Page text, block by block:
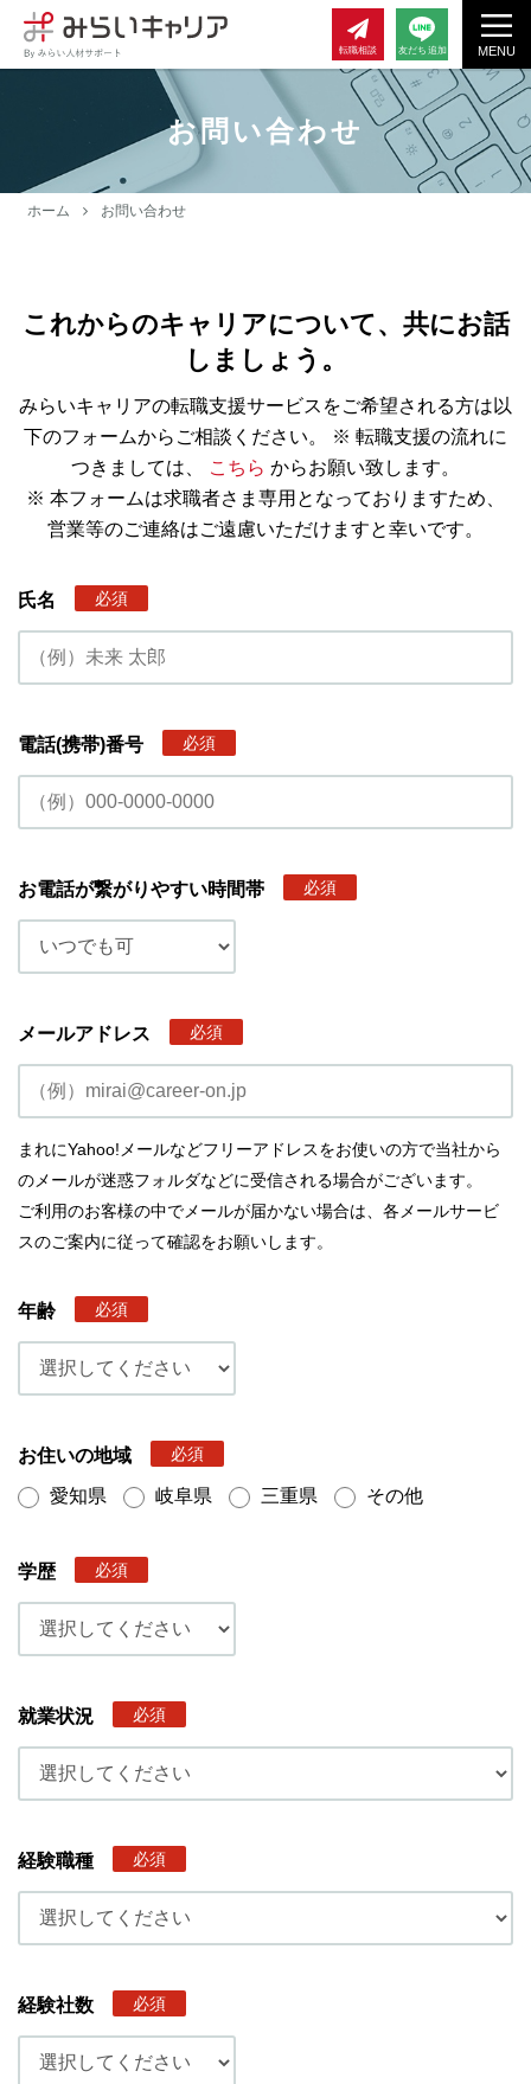
MENU
転職相談 友だち追加
お問い合わせ
ホーム お問い合わせ
これからのキャリアについて、共にお話
しましょう。
みらいキャリアの転職支援サービスをご希望される方は以
下のフォームからご相談ください。
※ 転職支援の流れに
つきましては、
こちら からお願い致します。
※ 本フォームは求職者さま専用となっておりますため、
営業等のご連絡はご遠慮いただけますと幸いです。
氏名 必須
電話(携帯)番号 必須
お電話が繋がりやすい時間帯 必須
メールアドレス 必須
まれにYahoo!メールなどフリーアドレスをお使いの方で当社から
のメールが迷惑フォルダなどに受信される場合がございます。
ご利用のお客様の中でメールが届かない場合は、各メールサービ
スのご案内に従って確認をお願いします。
年齢 必須
お住いの地域 必須
愛知県 岐阜県 三重県 その他
学歴 必須
就業状況 必須
経験職種 必須
経験社数 必須